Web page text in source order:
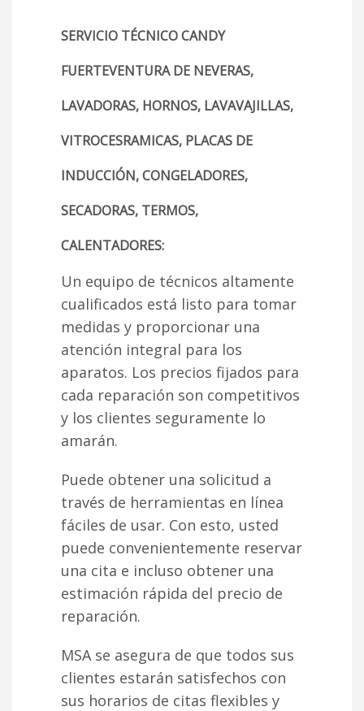
SERVICIO TÉCNICO CANDY
FUERTEVENTURA DE NEVERAS,
LAVADORAS, HORNOS, LAVAVAJILLAS,
VITROCESRAMICAS, PLACAS DE
INDUCCIÓN, CONGELADORES,
SECADORAS, TERMOS,
CALENTADORES:
Un equipo de técnicos altamente
cualificados está listo para tomar
medidas y proporcionar una
atención integral para los
aparatos. Los precios fijados para
cada reparación son competitivos
y los clientes seguramente lo
amarán.
Puede obtener una solicitud a
través de herramientas en línea
fáciles de usar. Con esto, usted
puede convenientemente reservar
una cita e incluso obtener una
estimación rápida del precio de
reparación.
MSA se asegura de que todos sus
clientes estarán satisfechos con
sus horarios de citas flexibles y